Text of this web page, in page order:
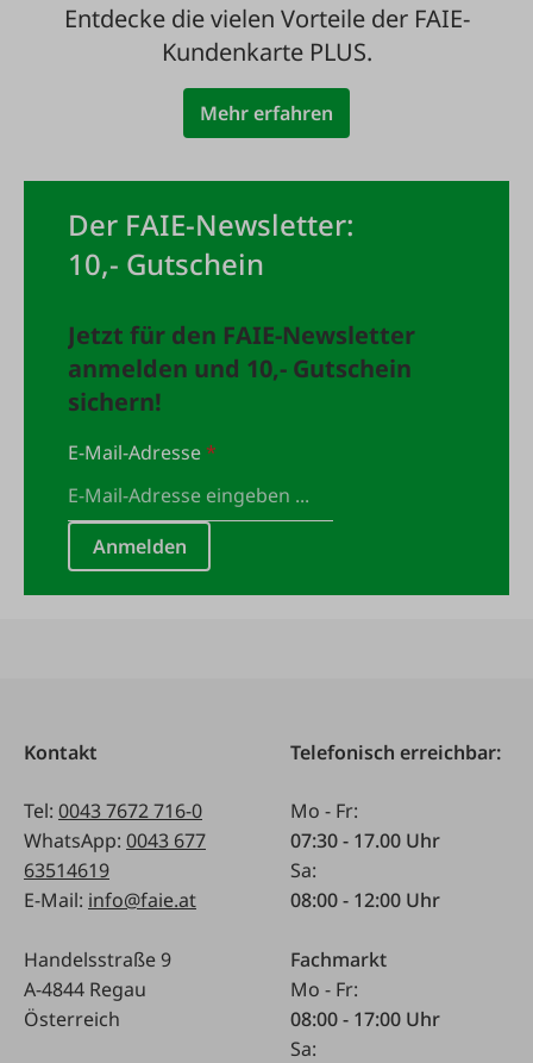
Entdecke die vielen Vorteile der FAIE-
Kundenkarte PLUS.
Mehr erfahren
Der FAIE-Newsletter:
10,- Gutschein
Jetzt für den FAIE-Newsletter
anmelden und 10,- Gutschein
sichern!
E-Mail-Adresse*
Anmelden
Kontakt
Tel: 0043 7672 716-0
WhatsApp: 0043 677
63514619
E-Mail: info@faie.at
Handelsstraße 9
A-4844 Regau
Österreich
Telefonisch erreichbar:
Mo - Fr:
07:30 - 17.00 Uhr
Sa:
08:00 - 12:00 Uhr
Fachmarkt
Mo - Fr:
08:00 - 17:00 Uhr
Sa: